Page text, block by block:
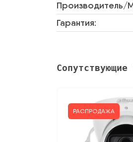
Производитель/
Гарантия:
Сопутствующие
РАСПРОДАЖА